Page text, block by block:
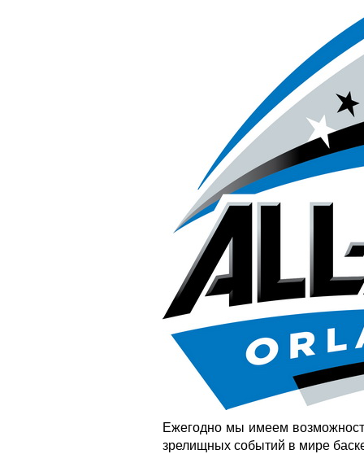
Ежегодно мы имеем
зрелищных событий в мире